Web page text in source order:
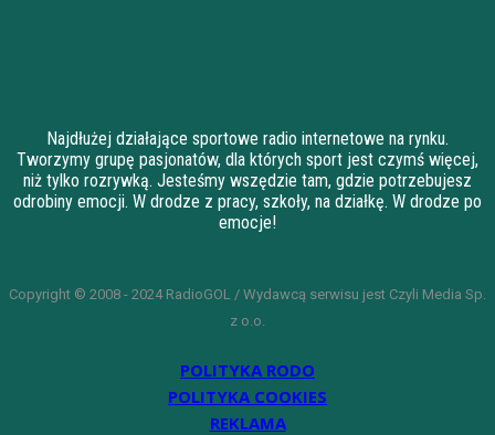
Najdłużej działające sportowe radio internetowe na rynku.
Tworzymy grupę pasjonatów, dla których sport jest czymś więcej,
niż tylko rozrywką. Jesteśmy wszędzie tam, gdzie potrzebujesz
odrobiny emocji. W drodze z pracy, szkoły, na działkę. W drodze po
emocje!
Copyright © 2008 - 2024 RadioGOL / Wydawcą serwisu jest Czyli Media Sp.
z o.o.
POLITYKA RODO
POLITYKA COOKIES
REKLAMA